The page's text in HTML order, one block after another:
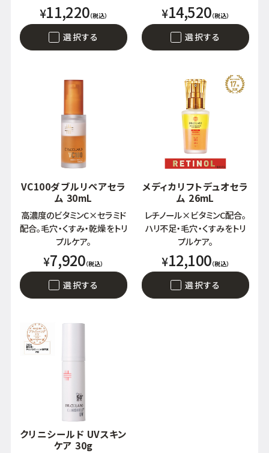
¥11,220（税込）
選択する
¥14,520（税込）
選択する
VC100ダブルリペアセラ
ム 30mL
高濃度のビタミンC×セラミド
配合。毛穴・くすみ・乾燥をトリ
プルケア。
¥7,920（税込）
選択する
メディカリフトデュオセラ
ム 26mL
レチノール×ビタミンC配合。
ハリ不足・毛穴・くすみをトリ
プルケア。
¥12,100（税込）
選択する
クリニシールド UVスキン
ケア 30g